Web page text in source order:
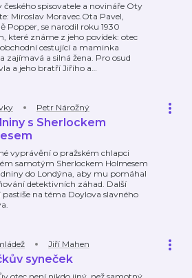
českého spisovatele a novináře Oty
Miroslav Moravec.Ota Pavel,
Popper, se narodil roku 1930
které známe z jeho povídek: otec
cestující a maminka
zajímavá a silná žena. Pro osud
a jeho bratří Jiřího a…
Petr Nárožný
s Sherlockem
vyprávění o pražském chlapci
samotým Sherlockem Holmesem
do Londýna, aby mu pomáhal
detektivních záhad. Další
pastiše na téma Doylova slavného
Jiří Mahen
syneček